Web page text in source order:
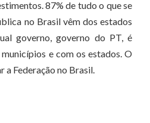
87% de tudo o que se
no Brasil vêm dos estados
governo, governo do PT, é
e com os estados. O
a Federação no Brasil.